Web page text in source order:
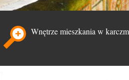
Wnętrze mieszkania w